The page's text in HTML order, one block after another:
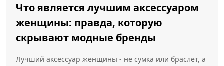
Что является лучшим аксессуаром
женщины: правда, которую
скрывают модные бренды
Лучший аксессуар женщины - не сумка или браслет, а